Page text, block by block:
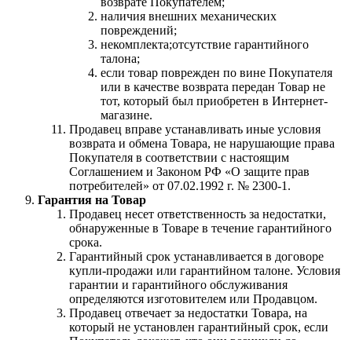
наличия внешних механических
повреждений;
некомплекта;отсутствие гарантийного
талона;
если товар поврежден по вине Покупателя
или в качестве возврата передан Товар не
тот, который был приобретен в Интернет-
магазине.
Продавец вправе устанавливать иные условия
возврата и обмена Товара, не нарушающие права
Покупателя в соответствии с настоящим
Соглашением и Законом РФ «О защите прав
потребителей» от 07.02.1992 г. № 2300-1.
Гарантия на Товар
Продавец несет ответственность за недостатки,
обнаруженные в Товаре в течение гарантийного
срока.
Гарантийный срок устанавливается в договоре
купли-продажи или гарантийном талоне. Условия
гарантии и гарантийного обслуживания
определяются изготовителем или Продавцом.
Продавец отвечает за недостатки Товара, на
который не установлен гарантийный срок, если